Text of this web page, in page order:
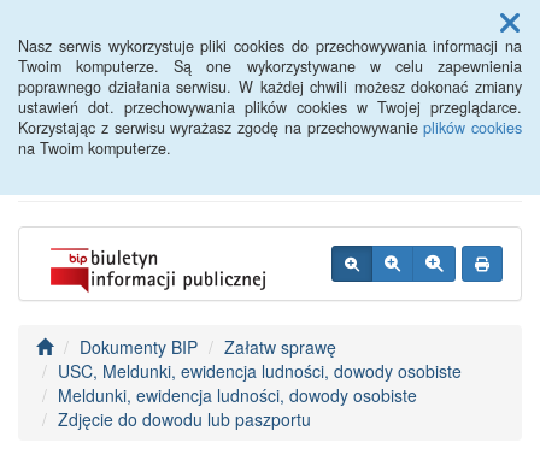
Nasz serwis wykorzystuje pliki cookies do przechowywania informacji na
Twoim komputerze. Są one wykorzystywane w celu zapewnienia
poprawnego działania serwisu. W każdej chwili możesz dokonać zmiany
ustawień dot. przechowywania plików cookies w Twojej przeglądarce.
Korzystając z serwisu wyrażasz zgodę na przechowywanieplików cookies
na Twoim komputerze.
Menu
BIP - Urząd Miejski
Wyśmierzyce
Dokumenty BIP
Załatw sprawę
USC, Meldunki, ewidencja ludności, dowody osobiste
Meldunki, ewidencja ludności, dowody osobiste
Zdjęcie do dowodu lub paszportu